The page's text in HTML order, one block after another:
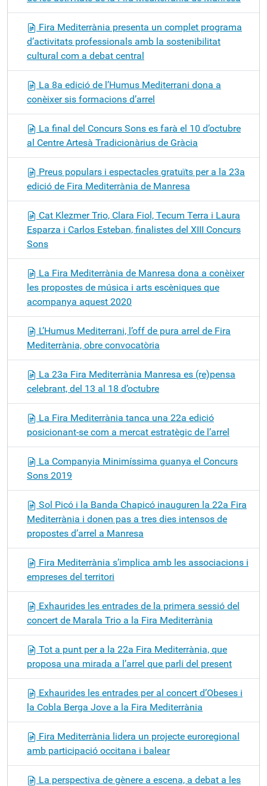
Fira Mediterrània presenta un complet programa
d’activitats professionals amb la sostenibilitat
cultural com a debat central
La 8a edició de l’Humus Mediterrani dona a
conèixer sis formacions d’arrel
La final del Concurs Sons es farà el 10 d’octubre
al Centre Artesà Tradicionàrius de Gràcia
Preus populars i espectacles gratuïts per a la 23a
edició de Fira Mediterrània de Manresa
Cat Klezmer Trio, Clara Fiol, Tecum Terra i Laura
Esparza i Carlos Esteban, finalistes del XIII Concurs
Sons
La Fira Mediterrània de Manresa dona a conèixer
les propostes de música i arts escèniques que
acompanya aquest 2020
L’Humus Mediterrani, l’off de pura arrel de Fira
Mediterrània, obre convocatòria
La 23a Fira Mediterrània Manresa es (re)pensa
celebrant, del 13 al 18 d’octubre
La Fira Mediterrània tanca una 22a edició
posicionant-se com a mercat estratègic de l’arrel
La Companyia Minimíssima guanya el Concurs
Sons 2019
Sol Picó i la Banda Chapicó inauguren la 22a Fira
Mediterrània i donen pas a tres dies intensos de
propostes d’arrel a Manresa
Fira Mediterrània s’implica amb les associacions i
empreses del territori
Exhaurides les entrades de la primera sessió del
concert de Marala Trio a la Fira Mediterrània
Tot a punt per a la 22a Fira Mediterrània, que
proposa una mirada a l’arrel que parli del present
Exhaurides les entrades per al concert d’Obeses i
la Cobla Berga Jove a la Fira Mediterrània
Fira Mediterrània lidera un projecte euroregional
amb participació occitana i balear
La perspectiva de gènere a escena, a debat a les